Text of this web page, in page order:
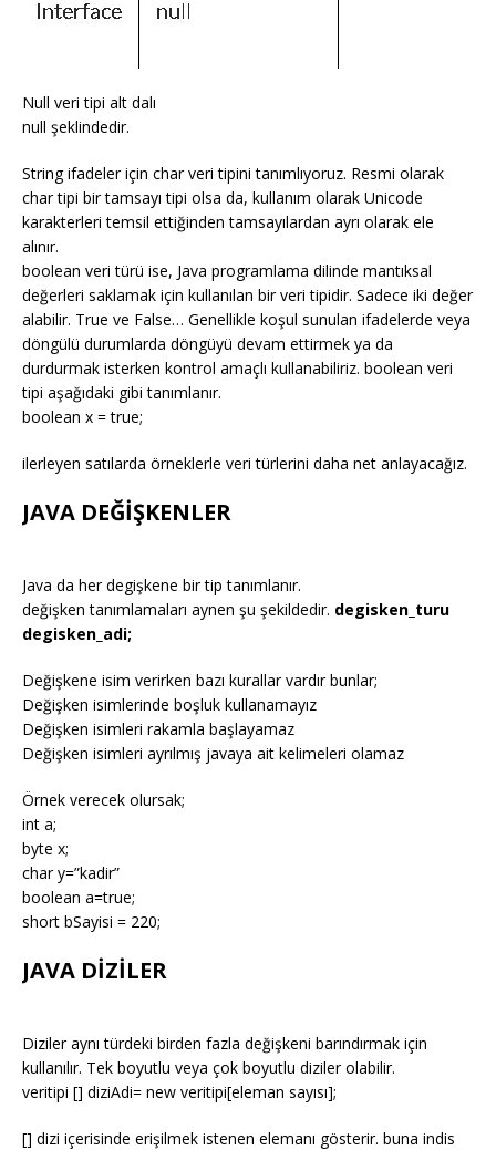
Null veri tipi alt dalı
null şeklindedir.
String ifadeler için char veri tipini tanımlıyoruz. Resmi olarak
char tipi bir tamsayı tipi olsa da, kullanım olarak Unicode
karakterleri temsil ettiğinden tamsayılardan ayrı olarak ele
alınır.
boolean veri türü ise, Java programlama dilinde mantıksal
değerleri saklamak için kullanılan bir veri tipidir. Sadece iki değer
alabilir. True ve False… Genellikle koşul sunulan ifadelerde veya
döngülü durumlarda döngüyü devam ettirmek ya da
durdurmak isterken kontrol amaçlı kullanabiliriz. boolean veri
tipi aşağıdaki gibi tanımlanır.
boolean x = true;
ilerleyen satılarda örneklerle veri türlerini daha net anlayacağız.
JAVA DEĞİŞKENLER
Java da her degişkene bir tip tanımlanır.
değişken tanımlamaları aynen şu şekildedir. degisken_turu
degisken_adi;
Değişkene isim verirken bazı kurallar vardır bunlar;
Değişken isimlerinde boşluk kullanamayız
Değişken isimleri rakamla başlayamaz
Değişken isimleri ayrılmış javaya ait kelimeleri olamaz
Örnek verecek olursak;
int a;
byte x;
char y=”kadir”
boolean a=true;
short bSayisi = 220;
JAVA DİZİLER
Diziler aynı türdeki birden fazla değişkeni barındırmak için
kullanılır. Tek boyutlu veya çok boyutlu diziler olabilir.
veritipi [] diziAdi= new veritipi[eleman sayısı];
[] dizi içerisinde erişilmek istenen elemanı gösterir. buna indis